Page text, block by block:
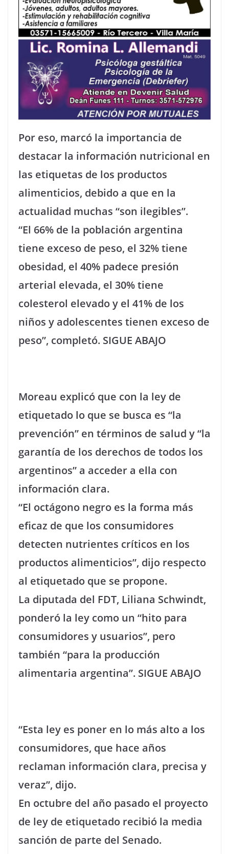
Por eso, marcó la importancia de
destacar la información nutricional en
las etiquetas de los productos
alimenticios, debido a que en la
actualidad muchas “son ilegibles”.
“El 66% de la población argentina
tiene exceso de peso, el 32% tiene
obesidad, el 40% padece presión
arterial elevada, el 30% tiene
colesterol elevado y el 41% de los
niños y adolescentes tienen exceso de
peso”, completó. SIGUE ABAJO
Moreau explicó que con la ley de
etiquetado lo que se busca es “la
prevención” en términos de salud y “la
garantía de los derechos de todos los
argentinos” a acceder a ella con
información clara.
“El octágono negro es la forma más
eficaz de que los consumidores
detecten nutrientes críticos en los
productos alimenticios”, dijo respecto
al etiquetado que se propone.
La diputada del FDT, Liliana Schwindt,
ponderó la ley como un “hito para
consumidores y usuarios”, pero
también “para la producción
alimentaria argentina”. SIGUE ABAJO
“Esta ley es poner en lo más alto a los
consumidores, que hace años
reclaman información clara, precisa y
veraz”, dijo.
En octubre del año pasado el proyecto
de ley de etiquetado recibió la media
sanción de parte del Senado.